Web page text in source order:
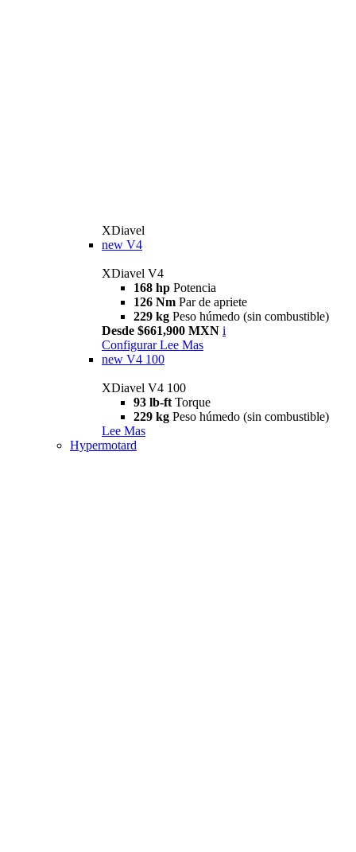
XDiavel
new V4
XDiavel V4
168 hp Potencia
126 Nm Par de apriete
229 kg Peso húmedo (sin combustible)
Desde $661,900 MXN i
Configurar Lee Mas
new V4 100
XDiavel V4 100
93 lb-ft Torque
229 kg Peso húmedo (sin combustible)
Lee Mas
Hypermotard